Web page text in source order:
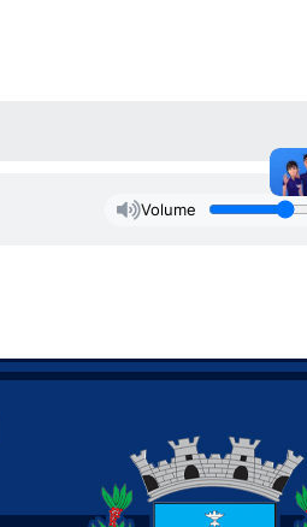
Volume